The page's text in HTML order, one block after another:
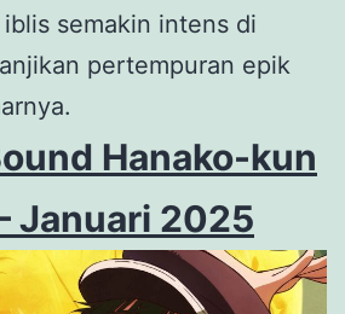
semakin intens di
pertempuran epik
Hanako-kun
Januari 2025